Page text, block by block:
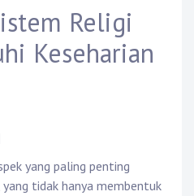
Religi
Keseharian
yang paling penting
tidak hanya membentuk